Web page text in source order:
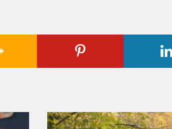
Google
Pinterest